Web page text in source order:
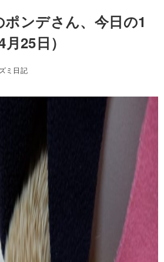
ンデさん、今日の1
25日）
ミ日記